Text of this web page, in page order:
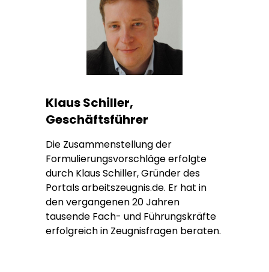
Klaus Schiller,
Geschäftsführer
Die Zusammenstellung der
Formulierungsvorschläge erfolgte
durch Klaus Schiller, Gründer des
Portals arbeitszeugnis.de. Er hat in
den vergangenen 20 Jahren
tausende Fach- und Führungskräfte
erfolgreich in Zeugnisfragen beraten.